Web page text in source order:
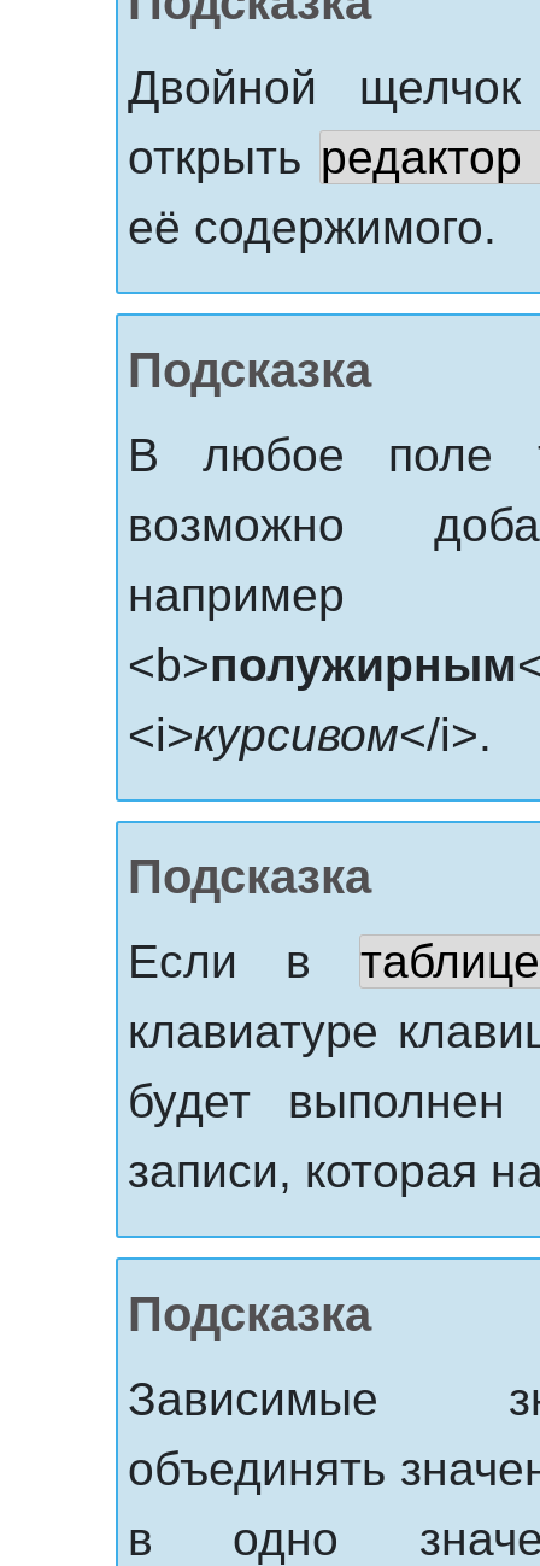
Двойной
открыть
её содержимого.
Подсказка
В любое поле
возможно
например
<b>полужирным
<i>курсивом</i>.
Подсказка
Если в
клавиатуре
будет
записи, которая
Подсказка
Зависимые
объединять
в одно